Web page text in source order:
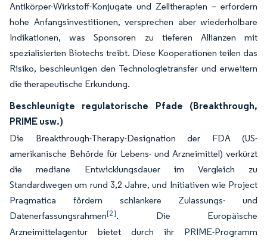
Antikörper-Wirkstoff-Konjugate und Zelltherapien – erfordern
hohe Anfangsinvestitionen, versprechen aber wiederholbare
Indikationen, was Sponsoren zu tieferen Allianzen mit
spezialisierten Biotechs treibt. Diese Kooperationen teilen das
Risiko, beschleunigen den Technologietransfer und erweitern
die therapeutische Erkundung.
Beschleunigte regulatorische Pfade (Breakthrough,
PRIME usw.)
Die Breakthrough-Therapy-Designation der FDA (US-
amerikanische Behörde für Lebens- und Arzneimittel) verkürzt
die mediane Entwicklungsdauer im Vergleich zu
Standardwegen um rund 3,2 Jahre, und Initiativen wie Project
Pragmatica fördern schlankere Zulassungs- und
Datenerfassungsrahmen[2]. Die Europäische
Arzneimittelagentur bietet durch ihr PRIME-Programm